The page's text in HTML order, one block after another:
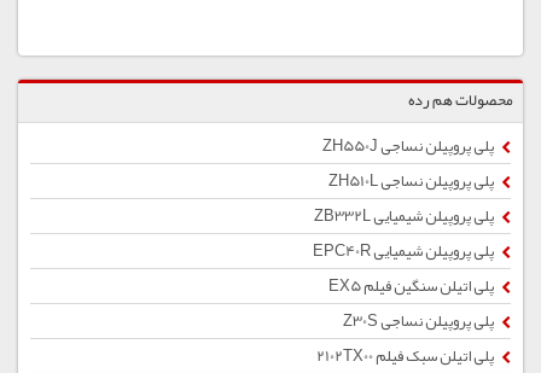
محصولات هم رده
پلی پروپیلن نساجی ZH550J
پلی پروپیلن نساجی ZH510L
پلی پروپیلن شیمیایی ZB332L
پلی پروپیلن شیمیایی EPC40R
پلی اتیلن سنگین فیلم EX5
پلی پروپیلن نساجی Z30S
پلی اتیلن سبک فیلم 2102TX00